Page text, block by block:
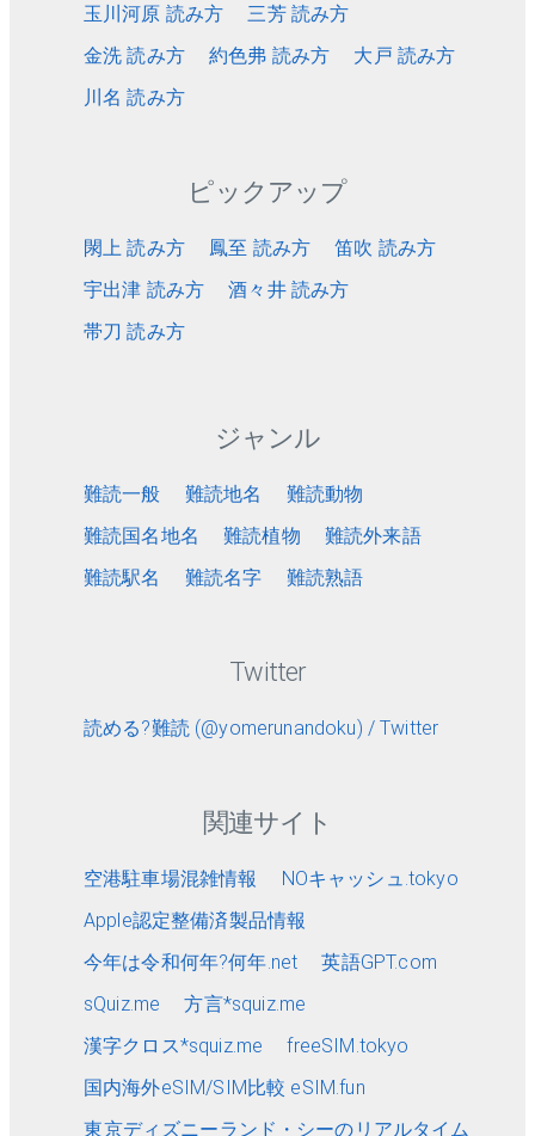
玉川河原 読み方
三芳 読み方
金洗 読み方
約色弗 読み方
大戸 読み方
川名 読み方
ピックアップ
閖上 読み方 鳳至 読み方
笛吹 読み方
宇出津 読み方
酒々井 読み方
帯刀 読み方
ジャンル
難読一般 難読地名
難読動物
難読国名地名
難読植物
難読外来語
難読駅名
難読名字 難読熟語
Twitter
読める?難読 (@yomerunandoku) / Twitter
関連サイト
空港駐車場混雑情報
NOキャッシュ.tokyo
Apple認定整備済製品情報
今年は令和何年?何年.net
英語GPT.com
sQuiz.me
方言*squiz.me
漢字クロス*squiz.me
freeSIM.tokyo
国内海外eSIM/SIM比較 eSIM.fun
東京ディズニーランド・シーのリアルタイム